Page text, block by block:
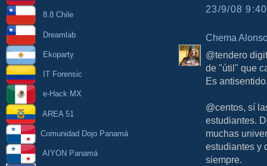
8.8 Chile
Dreamlab
Ekoparty
IT Forensic
e-Hack MX
AREA 51
Comunidad Dojo Panamá
AIYON Panamá
23/9/08
Chema
@tendero
de "útil" que
Es
@centos, sí
estudiantes.
muchas
estudiantes y
siempre.